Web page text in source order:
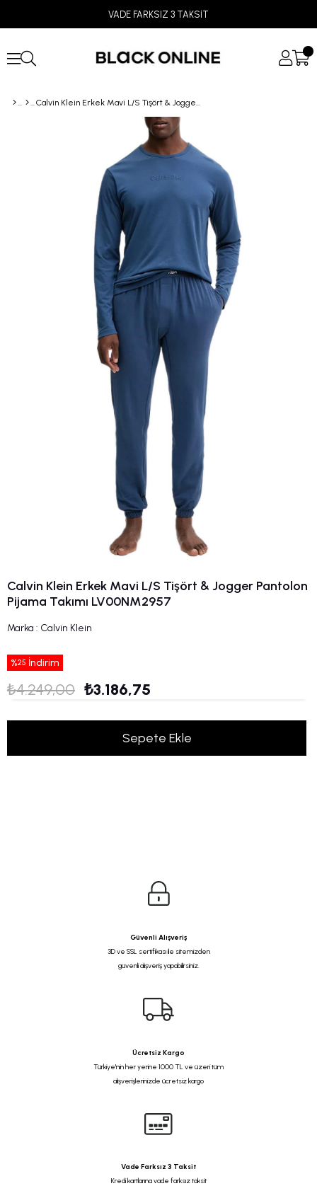
VADE FARKSIZ 3 TAKSİT
Calvin Klein Erkek Mavi L/S Tişört & Jogger Pantolon Pijama Takımı LV00NM2957
Calvin Klein Erkek Mavi L/S Tişört & Jogger Pantolon
Pijama Takımı LV00NM2957
Marka : Calvin Klein
%25 İndirim
₺4.249,00 ₺3.186,75
Güvenli Alışveriş
3D ve SSL sertifikası ile sitemizden
güvenli alışveriş yapabilirsiniz.
Ücretsiz Kargo
Türkiye'nin her yerine 1000 TL ve üzeri tüm
alışverişlerinizde ücretsiz kargo
Vade Farksız 3 Taksit
Kredi kartlarına vade farksız taksit